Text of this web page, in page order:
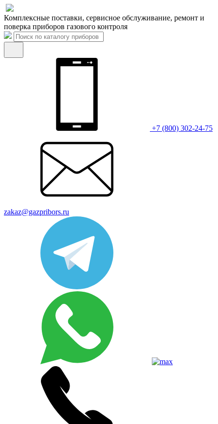
Комплексные поставки, сервисное обслуживание, ремонт и
поверка приборов газового контроля
+7 (800) 302-24-75
zakaz@gazpribors.ru